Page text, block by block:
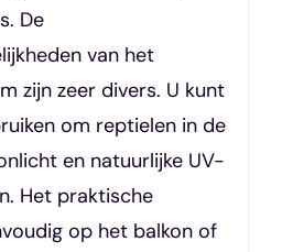
De
van het
zijn zeer divers. U kunt
om reptielen in de
en natuurlijke UV-
Het praktische
op het balkon of